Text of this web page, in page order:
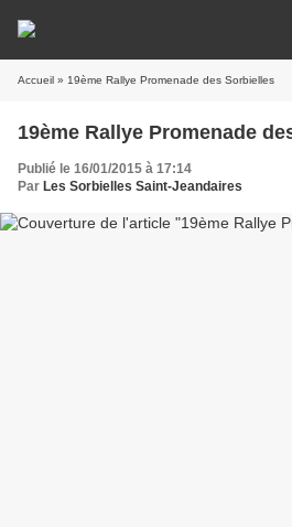
Accueil » 19ème Rallye Promenade des Sorbielles
19ème Rallye Promenade
Publié le 16/01/2015 à 17:14
Par Les Sorbielles Saint-Jeandaires